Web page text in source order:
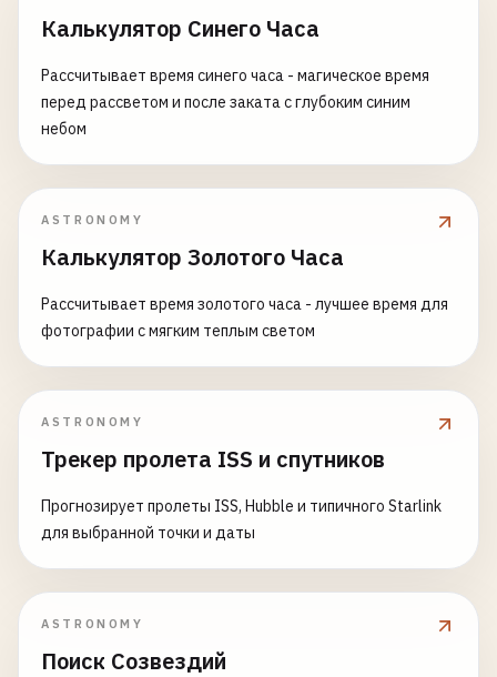
Калькулятор Синего Часа
Рассчитывает время синего часа - магическое время
перед рассветом и после заката с глубоким синим
небом
ASTRONOMY
Калькулятор Золотого Часа
Рассчитывает время золотого часа - лучшее время для
фотографии с мягким теплым светом
ASTRONOMY
Трекер пролета ISS и спутников
Прогнозирует пролеты ISS, Hubble и типичного Starlink
для выбранной точки и даты
ASTRONOMY
Поиск Созвездий